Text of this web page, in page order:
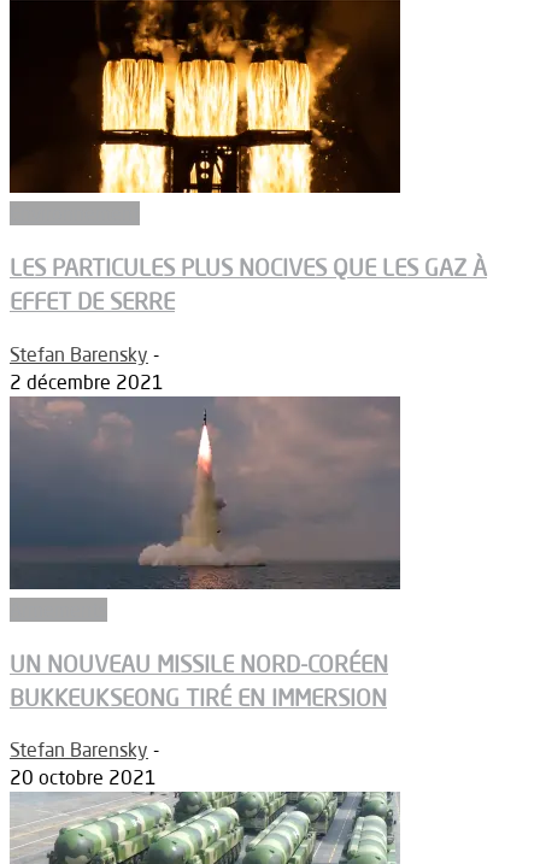
LES PARTICULES PLUS NOCIVES QUE LES GAZ À
EFFET DE SERRE
Stefan Barensky -
2 décembre 2021
UN NOUVEAU MISSILE NORD-CORÉEN
BUKKEUKSEONG TIRÉ EN IMMERSION
Stefan Barensky -
20 octobre 2021